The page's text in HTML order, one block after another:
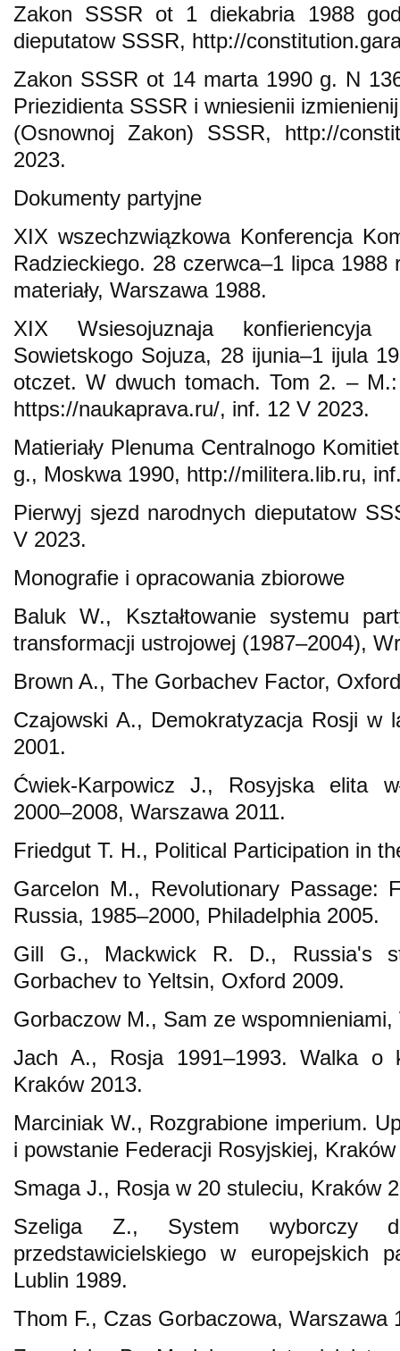
Zakon SSSR ot 1 diekabria 1988
dieputatow SSSR, http://
Zakon SSSR ot 14 marta 1990 g. N
Priezidienta SSSR i wniesienii
(Osnownoj Zakon) SSSR, http://
2023.
Dokumenty partyjne
XIX wszechzwiązkowa Konferencja
Radzieckiego. 28 czerwca–1 lipca
materiały, Warszawa 1988.
XIX Wsiesojuznaja konfieriencyja
Sowietskogo Sojuza, 28 ijunia–1 ijula
otczet. W dwuch tomach. Tom 2. –
https://naukaprava.ru/, inf. 12 V 2023.
Matieriały Plenuma Centralnogo
g., Moskwa 1990, http://militera.lib.ru,
Pierwyj sjezd narodnych dieputatow
V 2023.
Monografie i opracowania zbiorowe
Baluk W., Kształtowanie systemu
transformacji ustrojowej (1987–2004),
Brown A., The Gorbachev Factor,
Czajowski A., Demokratyzacja Rosji w
2001.
Ćwiek-Karpowicz J., Rosyjska elita
2000–2008, Warszawa 2011.
Friedgut T. H., Political Participation in
Garcelon M., Revolutionary Passage:
Russia, 1985–2000, Philadelphia 2005.
Gill G., Mackwick R. D., Russia's
Gorbachev to Yeltsin, Oxford 2009.
Gorbaczow M., Sam ze
Jach A., Rosja 1991–1993. Walka o
Kraków 2013.
Marciniak W., Rozgrabione imperium.
i powstanie Federacji Rosyjskiej,
Smaga J., Rosja w 20 stuleciu, Kraków
Szeliga Z., System wyborczy
przedstawicielskiego w europejskich
Lublin 1989.
Thom F., Czas Gorbaczowa, Warszawa